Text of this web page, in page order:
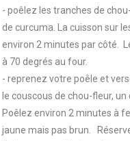
- poêlez les tranches de
de curcuma. La cuisson sur
environ 2 minutes par côté.
à 70 degrés au four.
- reprenez votre poêle et
le couscous de chou-fleur,
Poêlez environ 2 minutes à
jaune mais pas brun.